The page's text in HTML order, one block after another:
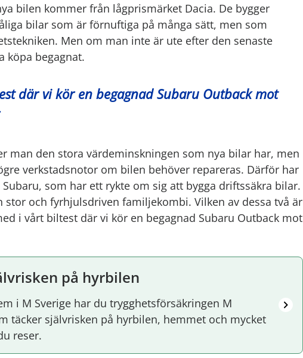
bilen kommer från lågprismärket Dacia. De bygger
bilar som är förnuftiga på många sätt, men som
Men om man inte är ute efter den senaste
köpa begagnat.
där vi kör en begagnad Subaru Outback mot
man den stora värdeminskningen som nya bilar har, men
verkstadsnotor om bilen behöver repareras. Därför har
som har ett rykte om sig att bygga driftssäkra bilar.
stor och fyrhjulsdriven familjekombi. Vilken av dessa två är
i vårt biltest där vi kör en begagnad Subaru Outback mot
på hyrbilen
i M Sverige har du trygghetsförsäkringen M
täcker självrisken på hyrbilen, hemmet och mycket
reser.